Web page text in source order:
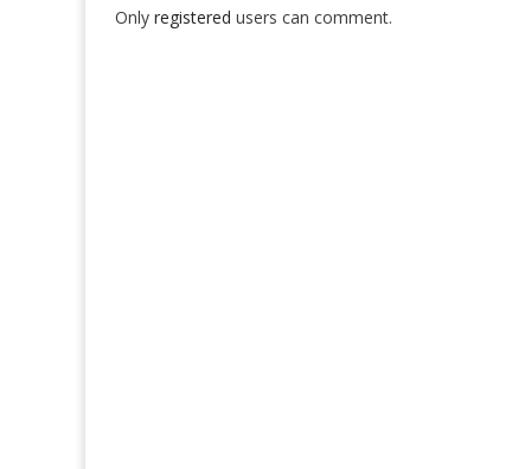
Only registered users can comment.